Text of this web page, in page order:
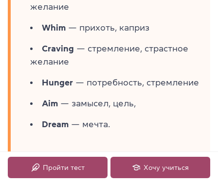
желание
Whim — прихоть, каприз
Craving — стремление, страстное
желание
Hunger — потребность, стремление
Aim — замысел, цель,
Dream — мечта.
Кроме того, есть другие глаголы, которые
Пройти тест Хочу учиться